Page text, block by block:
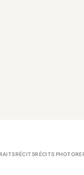
RÉCITSRÉCITS PHOTO